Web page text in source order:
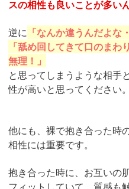
スの相性も良いことが多い
逆に 「なんか違うんだよな
「舐め回してきて口のま
無理！」
と思ってしまうような相手
性が高いと思ってください。
他にも、裸で抱き合った時
相性には重要です。
抱き合った時に、お互いの